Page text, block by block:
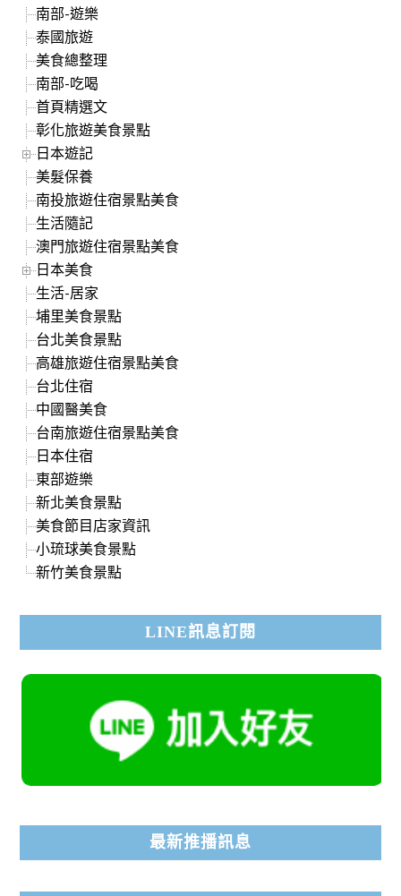
南部-遊樂
泰國旅遊
美食總整理
南部-吃喝
首頁精選文
彰化旅遊美食景點
日本遊記
美髮保養
南投旅遊住宿景點美食
生活隨記
澳門旅遊住宿景點美食
日本美食
生活-居家
埔里美食景點
台北美食景點
高雄旅遊住宿景點美食
台北住宿
中國醫美食
台南旅遊住宿景點美食
日本住宿
東部遊樂
新北美食景點
美食節目店家資訊
小琉球美食景點
新竹美食景點
LINE訊息訂閱
最新推播訊息